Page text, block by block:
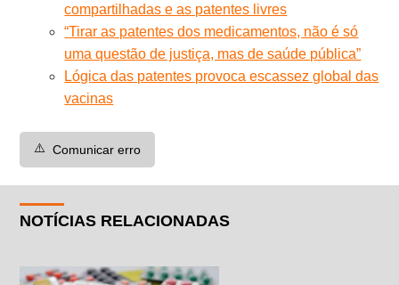
compartilhadas e as patentes livres
“Tirar as patentes dos medicamentos, não é só
uma questão de justiça, mas de saúde pública”
Lógica das patentes provoca escassez global das
vacinas
⚠️ Comunicar erro
NOTÍCIAS RELACIONADAS